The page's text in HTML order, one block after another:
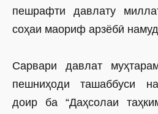
пешрафти давлату
соҳаи маориф арзёбӣ
Сарвари давлат
пешниҳоди ташаббуси
доир ба “Даҳсолаи